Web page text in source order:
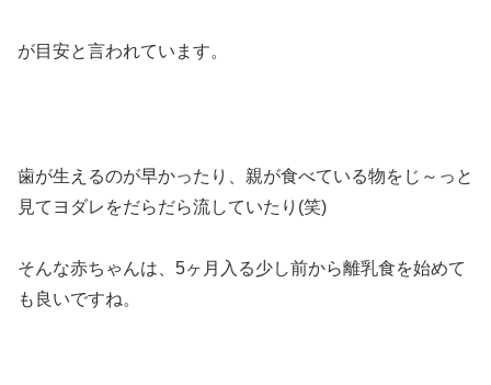
が目安と言われています。
歯が生えるのが早かったり、親が食べている物をじ～っと
見てヨダレをだらだら流していたり(笑)
そんな赤ちゃんは、5ヶ月入る少し前から離乳食を始めて
も良いですね。